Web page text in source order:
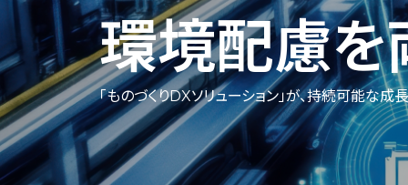
環境配慮を
「ものづくりDXソリューション」が、持続可能な成長